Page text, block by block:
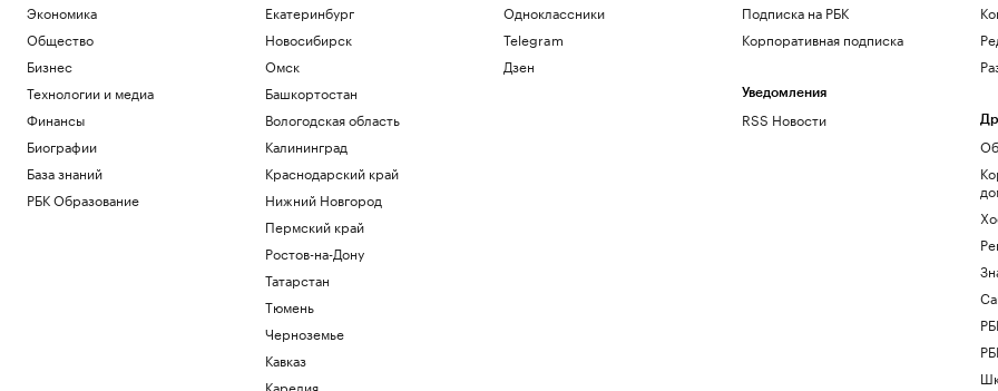
Экономика
Общество
Бизнес
Технологии и медиа
Финансы
Биографии
База знаний
РБК Образование
Екатеринбург
Новосибирск
Омск
Башкортостан
Вологодская область
Калининград
Краснодарский край
Нижний Новгород
Пермский край
Ростов-на-Дону
Татарстан
Тюмень
Черноземье
Кавказ
Карелия
Одноклассники
Telegram
Дзен
Подписка на РБК
Корпоративная подписка
Уведомления
RSS Новости